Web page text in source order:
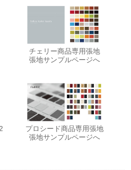
チェリー商品専用張地
張地サンプルページへ
プロシード商品専用張地
張地サンプルページへ